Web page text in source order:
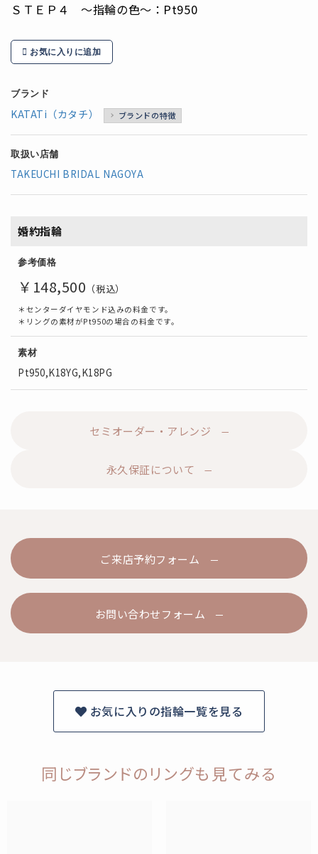
ＳＴＥＰ４ ～指輪の色～：Pt950
お気に入りに追加
ブランド
KATATi（カタチ） ブランドの特徴
取扱い店舗
TAKEUCHI BRIDAL NAGOYA
婚約指輪
参考価格
￥148,500 （税込）
＊センターダイヤモンド込みの料金です。
＊リングの素材がPt950の場合の料金です。
素材
Pt950,K18YG,K18PG
セミオーダー・アレンジ
永久保証について
ご来店予約フォーム
お問い合わせフォーム
お気に入りの指輪一覧を見る
同じブランドのリングも見てみる